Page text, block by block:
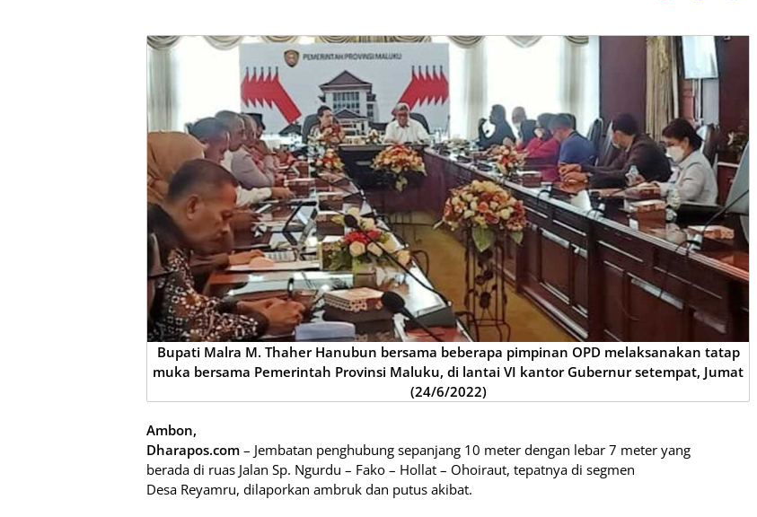
Bupati Malra M. Thaher Hanubun bersama beberapa pimpinan OPD melaksanakan tatap
muka bersama Pemerintah Provinsi Maluku, di lantai VI kantor Gubernur setempat, Jumat
(24/6/2022)
Ambon,
Dharapos.com – Jembatan penghubung sepanjang 10 meter dengan lebar 7 meter yang
berada di ruas Jalan Sp. Ngurdu – Fako – Hollat – Ohoiraut, tepatnya di segmen
Desa Reyamru, dilaporkan ambruk dan putus akibat.